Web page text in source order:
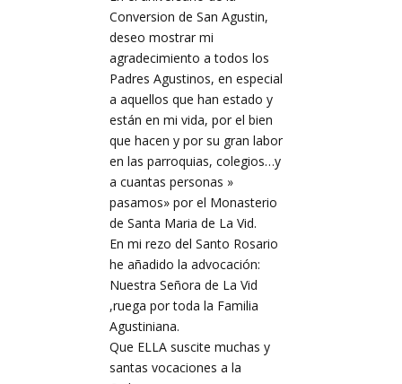
Conversion de San Agustin,
deseo mostrar mi
agradecimiento a todos los
Padres Agustinos, en especial
a aquellos que han estado y
están en mi vida, por el bien
que hacen y por su gran labor
en las parroquias, colegios…y
a cuantas personas »
pasamos» por el Monasterio
de Santa Maria de La Vid.
En mi rezo del Santo Rosario
he añadido la advocación:
Nuestra Señora de La Vid
,ruega por toda la Familia
Agustiniana.
Que ELLA suscite muchas y
santas vocaciones a la